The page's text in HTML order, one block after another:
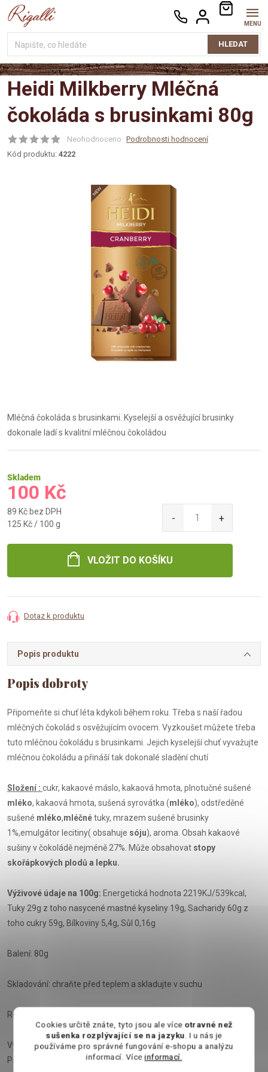
Cookies určitě znáte, tyto jsou ale více otravné než
sušenka rozplývající se na jazyku . I u nás je
používáme pro správné fungování e-shopu a analýzu
informací. Víceinformací.
Přejít
na
HLEDAT
NÁKUPNÍ
KOŠÍK
Heidi Milkberry Mléčná
čokoláda s brusinkami 80g
Neohodnoceno Podrobnosti hodnocení
Kód produktu: 4222
Mléčná čokoláda s brusinkami. Kyselejší a osvěžující brusinky
dokonale ladí s kvalitní mléčnou čokoládou
Skladem
100 Kč
89 Kč bez DPH
Měrná
125 Kč / 100 g
VLOŽIT DO KOŠÍKU
Dotaz k produktu
Popis produktu
Připomeňte si chuť léta kdykoli během roku. Třeba s naší řadou
mléčných čokolád s osvěžujícím ovocem. Vyzkoušet můžete třeba
tuto mléčnou čokoládu s brusinkami. Jejich kyselejší chuť vyvažujte
mléčnou čokoládu a přináší tak dokonalé sladění chutí
Složení : cukr, kakaové máslo, kakaová hmota, plnotučné sušené
mléko, kakaová hmota, sušená syrovátka (mléko), odstředěné
sušené mléko,mléčnétuky, mrazem sušené brusinky
1%,emulgátor lecitiny( obsahuje sóju), aroma. Obsah kakaové
sušiny v čokoládě nejméně 27%. Může obsahovat stopy
skořápkových plodů a lepku.
Výživové údaje na 100g: Energetická hodnota 2219KJ/539kcal,
Tuky 29g z toho nasycené mastné kyseliny 19g, Sacharidy 60g z
toho cukry 59g, Bílkoviny 5,4g, Sůl 0,16g
Balení: 80g
Skladování: chraňte před teplem a skladujte v suchu
Rozměry: cca 9cm x 19cm x 1cm
Výrobce: Heidi Chocolat S.A, Bulevardul Biruinţei 125 - 127 fost 87,
Pantelimon 077145, Rumunsko